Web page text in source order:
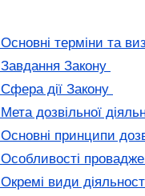
Основні терміни та
Завдання Закону
Сфера дії Закону
Мета дозвільної
Основні принципи
Особливості
Окремі види